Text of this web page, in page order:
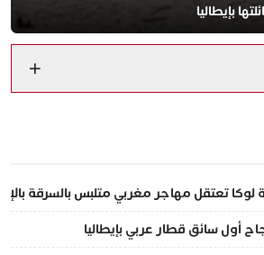
بإيطاليا
لوكا تعتقل مهاجر مغربي متلبس بالسرقة
أول سائق قطار عربي بإيطاليا